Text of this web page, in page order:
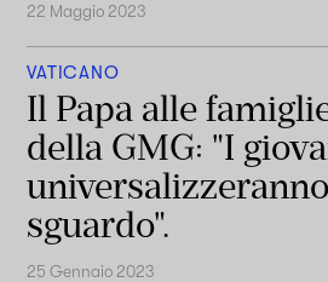
22 Maggio 2023
VATICANO
Il Papa alle
della GMG: "I
sguardo".
25 Gennaio 2023